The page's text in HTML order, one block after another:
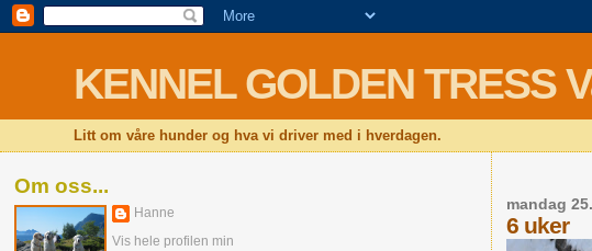
KENNEL GOLDEN TRESS
Litt om våre hunder og hva vi driver med i hverdagen.
mandag
6 uker
Om oss...
Hanne
Vis hele profilen min